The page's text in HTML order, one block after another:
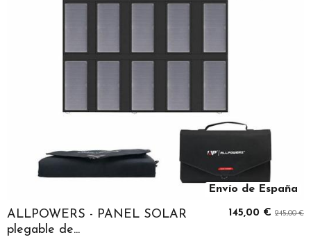
Envío de España
ALLPOWERS - PANEL SOLAR
plegable de...
145,00 € 245,00 €